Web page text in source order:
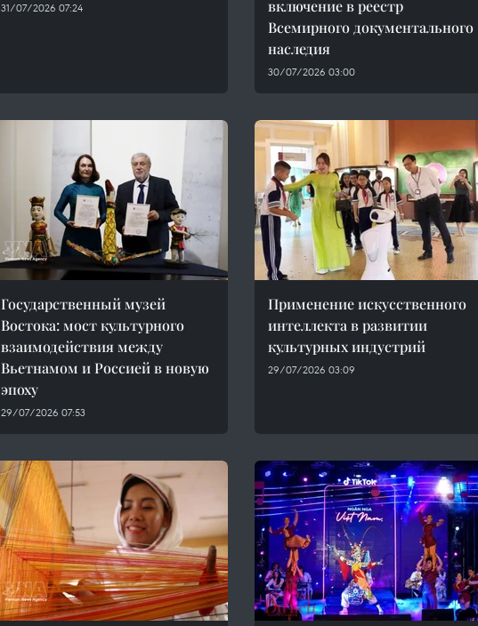
31/07/2026 07:24
включение в реестр
Всемирного документального
наследия
30/07/2026 03:00
Государственный музей
Востока: мост культурного
взаимодействия между
Вьетнамом и Россией в новую
эпоху
29/07/2026 07:53
Применение искусственного
интеллекта в развитии
культурных индустрий
29/07/2026 03:09